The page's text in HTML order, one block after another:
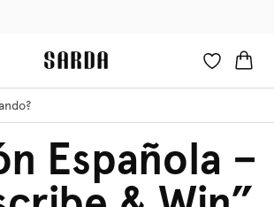
Española –